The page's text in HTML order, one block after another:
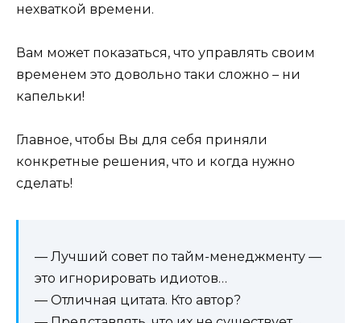
нехваткой времени.
Вам может показаться, что управлять своим
временем это довольно таки сложно – ни
капельки!
Главное, чтобы Вы для себя приняли
конкретные решения, что и когда нужно
сделать!
— Лучший совет по тайм-менеджменту —
это игнорировать идиотов…
— Отличная цитата. Кто автор?